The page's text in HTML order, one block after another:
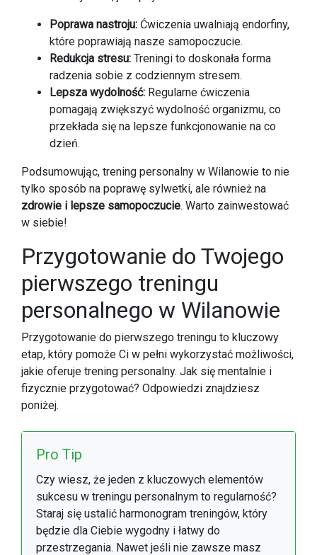
Poprawa nastroju: Ćwiczenia uwalniają endorfiny,
które poprawiają nasze samopoczucie.
Redukcja stresu: Treningi to doskonała forma
radzenia sobie z codziennym stresem.
Lepsza wydolność: Regularne ćwiczenia
pomagają zwiększyć wydolność organizmu, co
przekłada się na lepsze funkcjonowanie na co
dzień.
Podsumowując, trening personalny w Wilanowie to nie
tylko sposób na poprawę sylwetki, ale również na
zdrowie i lepsze samopoczucie. Warto zainwestować
w siebie!
Przygotowanie do Twojego
pierwszego treningu
personalnego w Wilanowie
Przygotowanie do pierwszego treningu to kluczowy
etap, który pomoże Ci w pełni wykorzystać możliwości,
jakie oferuje trening personalny. Jak się mentalnie i
fizycznie przygotować? Odpowiedzi znajdziesz
poniżej.
Pro Tip
Czy wiesz, że jeden z kluczowych elementów
sukcesu w treningu personalnym to regularność?
Staraj się ustalić harmonogram treningów, który
będzie dla Ciebie wygodny i łatwy do
przestrzegania. Nawet jeśli nie zawsze masz